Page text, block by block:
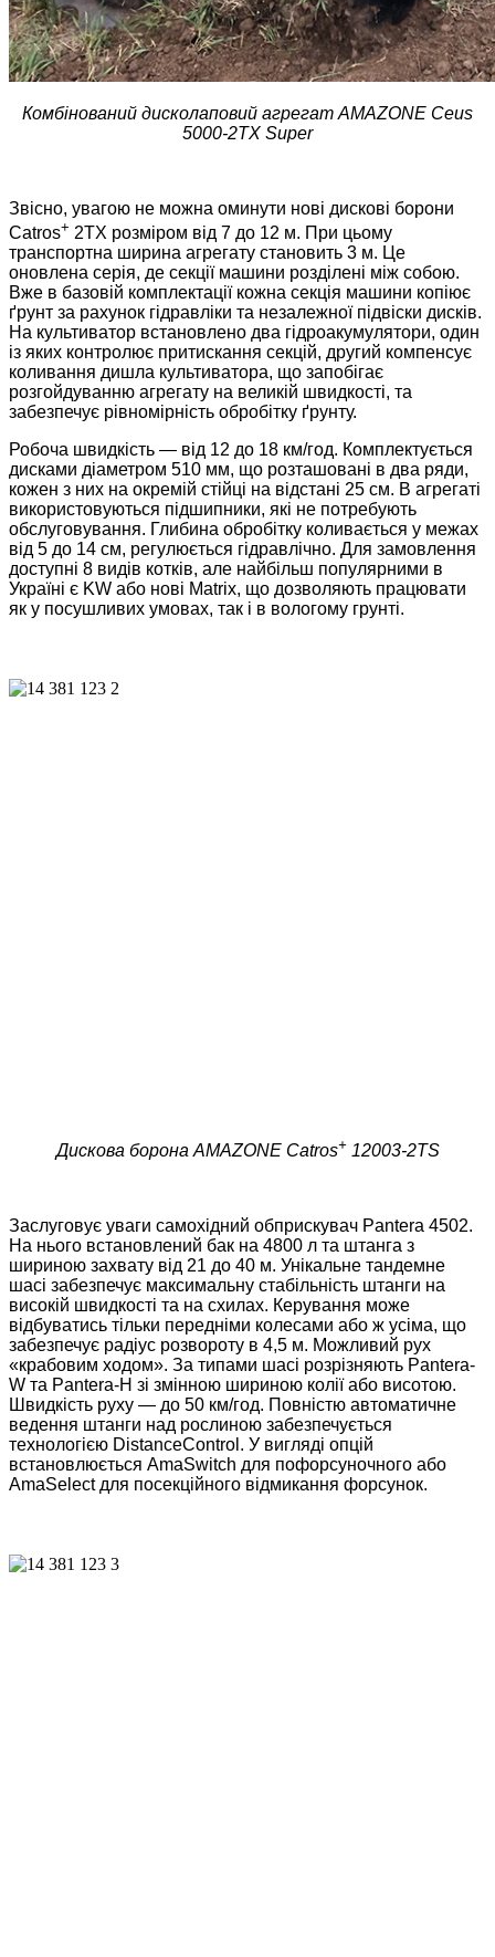
Комбінований дисколаповий агрегат AMAZONE Сeus
5000-2TX Super
Звісно, увагою не можна оминути нові дискові борони
Catros+ 2TX розміром від 7 до 12 м. При цьому
транспортна ширина агрегату становить 3 м. Це
оновлена серія, де секції машини розділені між собою.
Вже в базовій комплектації кожна секція машини копіює
ґрунт за рахунок гідравліки та незалежної підвіски дисків.
На культиватор встановлено два гідроакумулятори, один
із яких контролює притискання секцій, другий компенсує
коливання дишла культиватора, що запобігає
розгойдуванню агрегату на великій швидкості, та
забезпечує рівномірність обробітку ґрунту.
Робоча швидкість — від 12 до 18 км/год. Комплектується
дисками діаметром 510 мм, що розташовані в два ряди,
кожен з них на окремій стійці на відстані 25 см. В агрегаті
використовуються підшипники, які не потребують
обслуговування. Глибина обробітку коливається у межах
від 5 до 14 см, регулює­ться гідравлічно. Для замовлення
доступні 8 видів котків, але найбільш популярними в
Україні є KW або нові Matrix, що дозволяють працювати
як у посушливих умовах, так і в вологому грунті.
Дискова борона AMAZONE Catros+12003-2TS
Заслуговує уваги самохідний обприскувач Pantera 4502.
На нього встановлений бак на 4800 л та штанга з
шириною захвату від 21 до 40 м. Унікальне тандемне
шасі забезпечує максимальну стабільність штанги на
високій швидкості та на схилах. Керування може
відбуватись тільки передніми колесами або ж усіма, що
забезпечує радіус розвороту в 4,5 м. Можливий рух
«крабовим ходом». За типами шасі розрізняють Pantera-
W та Pantera-H зі змінною шириною колії або висотою.
Швидкість руху — до 50 км/год. Повністю автоматичне
ведення штанги над рослиною забезпечується
технологією DistanceControl. У вигляді опцій
встановлюється AmaSwitch для пофорсуночного або
AmaSelect для посекційного відмикання форсунок.